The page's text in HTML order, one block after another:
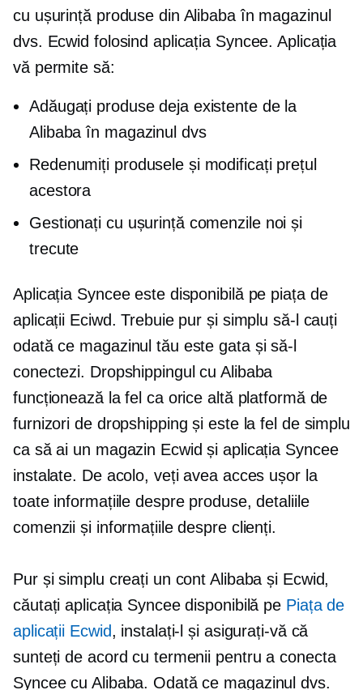
cu ușurință produse din Alibaba în magazinul
dvs. Ecwid folosind aplicația Syncee. Aplicația
vă permite să:
Adăugați produse deja existente de la
Alibaba în magazinul dvs
Redenumiți produsele și modificați prețul
acestora
Gestionați cu ușurință comenzile noi și
trecute
Aplicația Syncee este disponibilă pe piața de
aplicații Eciwd. Trebuie pur și simplu să-l cauți
odată ce magazinul tău este gata și să-l
conectezi. Dropshippingul cu Alibaba
funcționează la fel ca orice altă platformă de
furnizori de dropshipping și este la fel de simplu
ca să ai un magazin Ecwid și aplicația Syncee
instalate. De acolo, veți avea acces ușor la
toate informațiile despre produse, detaliile
comenzii și informațiile despre clienți.
Pur și simplu creați un cont Alibaba și Ecwid,
căutați aplicația Syncee disponibilă pe Piața de
aplicații Ecwid, instalați-l și asigurați-vă că
sunteți de acord cu termenii pentru a conecta
Syncee cu Alibaba. Odată ce magazinul dvs.